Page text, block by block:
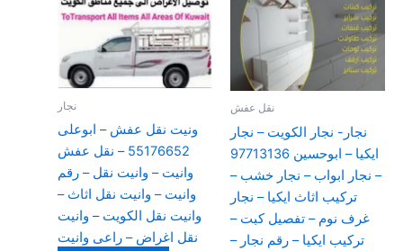
نجار
ونيت نقل عفش – ابوعلى
55176652 – نقل عفش
وانيت – وانيت نقل – رقم
وانيت – وانيت نقل اثاث –
وانيت نقل الكويت – وانيت
نقل اغراض – راعى وانيت
نقل عفش
نجار- نجار الكويت – نجار
ايكيا – ابوحسين 97713136
– نجار ابواب – نجار خشب –
تركيب اثاث ايكيا – نجار
غرف نوم – تفصيل كبت –
تركيب ايكيا – رقم نجار –